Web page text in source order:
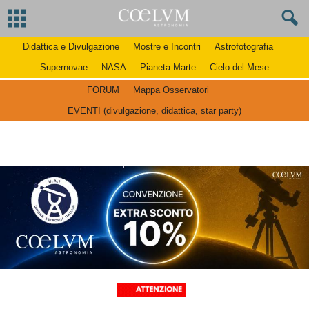
Didattica e Divulgazione Mostre e Incontri
Astrofotografia
Supernovae
NASA Pianeta Marte Cielo del Mese
FORUM
Mappa Osservatori
EVENTI (divulgazione, didattica, star party)